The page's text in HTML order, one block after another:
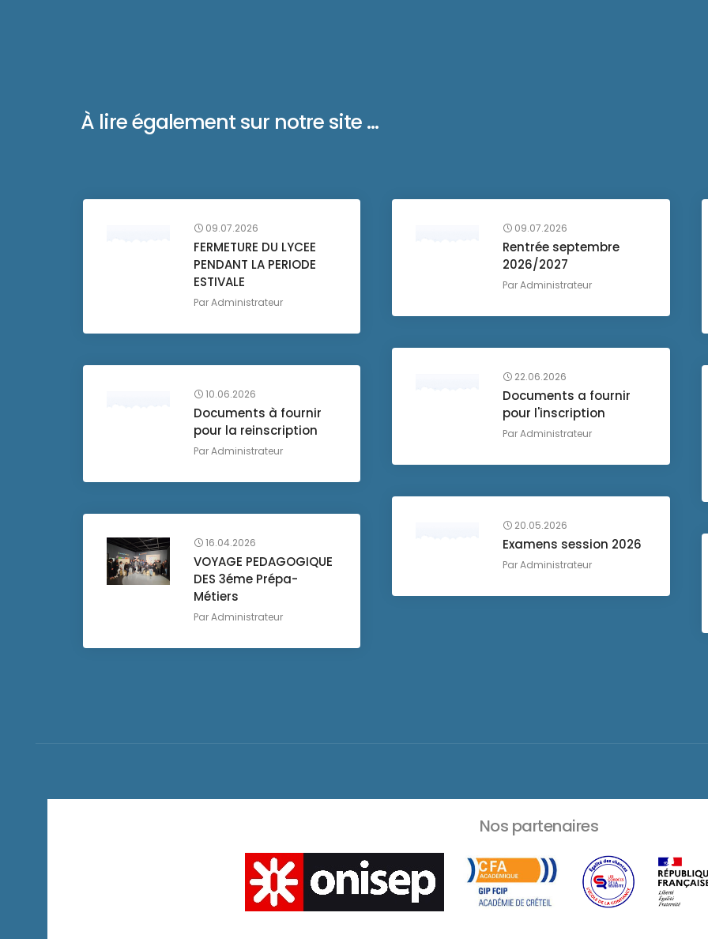
À lire également sur notre site ...
09.07.2026
FERMETURE DU LYCEE
PENDANT LA PERIODE
ESTIVALE
ParAdministrateur
09.07.2026
Rentrée septembre
2026/2027
ParAdministrateur
22.06.2026
Documents a fournir
pour l'inscription
ParAdministrateur
10.06.2026
Documents à fournir
pour la reinscription
ParAdministrateur
20.05.2026
Examens session 2026
ParAdministrateur
16.04.2026
VOYAGE PEDAGOGIQUE
DES 3éme Prépa-
Métiers
ParAdministrateur
Nos partenaires